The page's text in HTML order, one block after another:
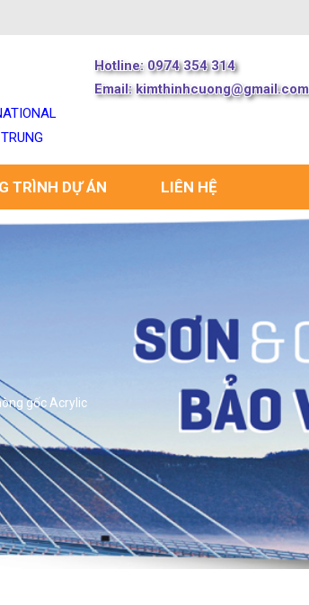
Hotline: 0974 354 314
Email:kimthinhcuong@gmail.com
TRÌNH DỰ ÁN LIÊN HỆ
gốc Acrylic